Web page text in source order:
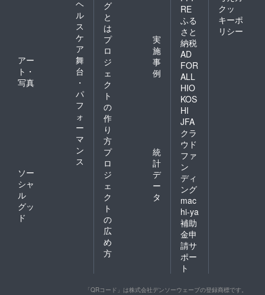
ヘ
ル
ス
ケ
ア
アー
ト・
写真
舞
台
・
パ
フ
ォ
ー
マ
ン
ス
ソー
シャ
ル
グッ
ド
グ
と
は
プ
ロ
ジ
ェ
ク
ト
の
作
り
方
実
施
事
例
プ
ロ
ジ
ェ
ク
ト
の
広
め
方
統
計
デ
ー
タ
RE
ふる
さと
納税
AD
FOR
ALL
HIO
KOS
HI
JFA
クラ
ウド
ファ
ン
ディ
ング
mac
hi-ya
補助
金申
請サ
ポー
ト
クッ
キーポ
リシー
「QRコード」は株式会社デンソーウェーブの登録商標です。